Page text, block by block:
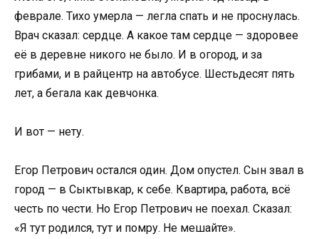
феврале. Тихо умерла — легла спать и не проснулась.
Врач сказал: сердце. А какое там сердце — здоровее
её в деревне никого не было. И в огород, и за
грибами, и в райцентр на автобусе. Шестьдесят пять
лет, а бегала как девчонка.
И вот — нету.
Егор Петрович остался один. Дом опустел. Сын звал в
город — в Сыктывкар, к себе. Квартира, работа, всё
честь по чести. Но Егор Петрович не поехал. Сказал:
«Я тут родился, тут и помру. Не мешайте».